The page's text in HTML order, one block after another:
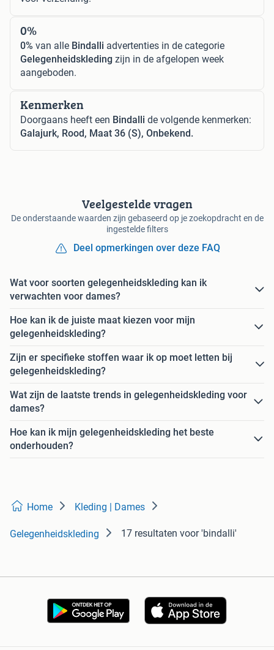
0%
0% van alle Bindalli advertenties in de categorie
Gelegenheidskleding zijn in de afgelopen week
aangeboden.
Kenmerken
Doorgaans heeft een Bindalli de volgende kenmerken:
Galajurk, Rood, Maat 36 (S), Onbekend.
Veelgestelde vragen
De onderstaande waarden zijn gebaseerd op je zoekopdracht en de
ingestelde filters
Deel opmerkingen over deze FAQ
Wat voor soorten gelegenheidskleding kan ik
verwachten voor dames?
Hoe kan ik de juiste maat kiezen voor mijn
gelegenheidskleding?
Zijn er specifieke stoffen waar ik op moet letten bij
gelegenheidskleding?
Wat zijn de laatste trends in gelegenheidskleding voor
dames?
Hoe kan ik mijn gelegenheidskleding het beste
onderhouden?
Home Kleding | Dames
Gelegenheidskleding 17 resultaten voor 'bindalli'